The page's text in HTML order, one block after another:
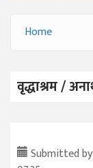
YOU ARE
Home
वृद्धाश्रम /
Submitted by